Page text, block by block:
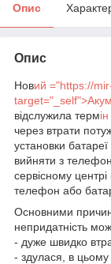
Опис
Опис
Новий ="https://
відслужила терм
через втрати
установки
вийняти з
сервісному
телефон або
Основними
непридатність
- дуже швидко
- здулася, в цьому